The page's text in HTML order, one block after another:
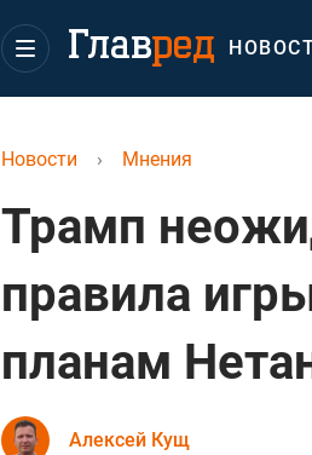
Новости › Мнения
Трамп
правила
планам
Алексей Кущ